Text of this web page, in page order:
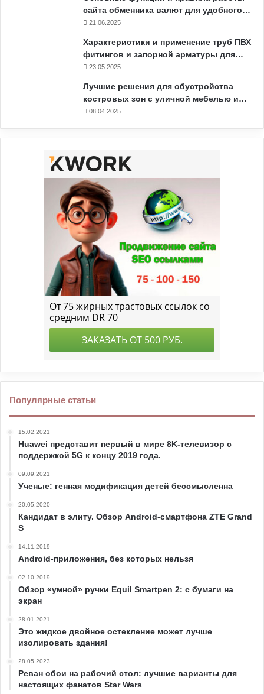
сайта обменника валют для удобного…
21.06.2025
Характеристики и применение труб ПВХ
фитингов и запорной арматуры для…
23.05.2025
Лучшие решения для обустройства
костровых зон с уличной мебелью и…
08.04.2025
Популярные статьи
15.02.2021
Huawei представит первый в мире 8K-телевизор с
поддержкой 5G к концу 2019 года.
09.09.2021
Ученые: генная модификация детей бессмысленна
20.05.2020
Кандидат в элиту. Обзор Android-смартфона ZTE Grand
S
14.11.2019
Android-приложения, без которых нельзя
02.10.2019
Обзор «умной» ручки Equil Smartpen 2: с бумаги на
экран
28.01.2021
Это жидкое двойное остекление может лучше
изолировать здания!
28.05.2023
Реван обои на рабочий стол: лучшие варианты для
настоящих фанатов Star Wars